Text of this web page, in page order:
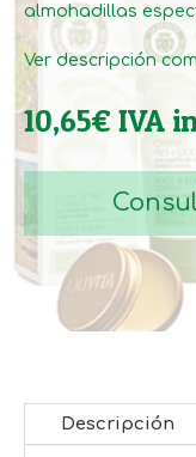
almohadillas
Ver descripción
10,65€ IVA
Descripción